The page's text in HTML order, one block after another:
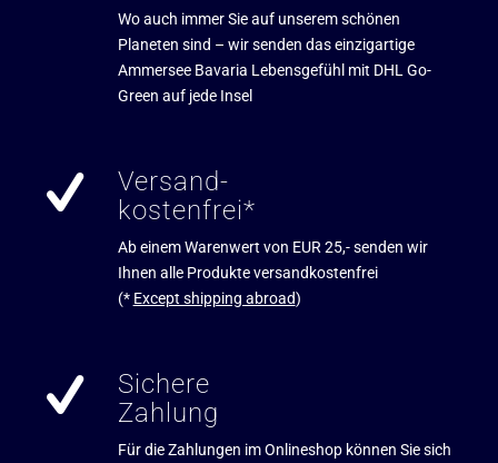
Wo auch immer Sie auf unserem schönen
Planeten sind – wir senden das einzigartige
Ammersee Bavaria Lebensgefühl mit DHL Go-
Green auf jede Insel
Versand-
kostenfrei*
Ab einem Warenwert von EUR 25,- senden wir
Ihnen alle Produkte versandkostenfrei
(* Except shipping abroad)
Sichere
Zahlung
Für die Zahlungen im Onlineshop können Sie sich